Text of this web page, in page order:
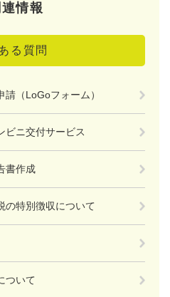
連情報
る質問
（LoGoフォーム）
ビニ交付サービス
書作成
の特別徴収について
ついて